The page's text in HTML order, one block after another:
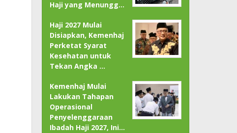
Haji yang Menungg…
Haji 2027 Mulai
Disiapkan, Kemenhaj
Perketat Syarat
Kesehatan untuk
Tekan Angka …
Kemenhaj Mulai
Lakukan Tahapan
Operasional
Penyelenggaraan
Ibadah Haji 2027, Ini…